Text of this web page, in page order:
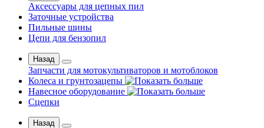
Аксессуары для цепных пил
Заточные устройства
Пильные шины
Цепи для бензопил
Назад
Запчасти для мотокультиваторов и мотоблоков
Колеса и грунтозацепы
Навесное оборудование
Сцепки
Назад